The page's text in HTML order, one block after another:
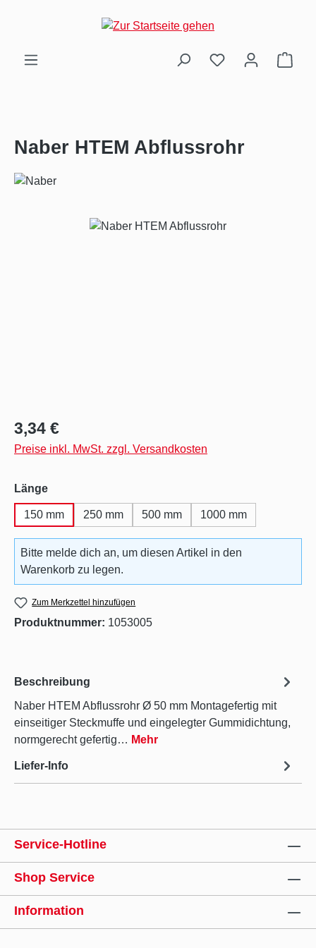
Zum Hauptinhalt springen
Naber HTEM Abflussrohr
Bildergalerie überspringen
Regulärer Preis:
3,34 €
Preise inkl. MwSt. zzgl. Versandkosten
Längeauswählen
150 mm 250 mm 500 mm 1000 mm
Bitte melde dich an, um diesen Artikel in den
Warenkorb zu legen.
Zum Merkzettel hinzufügen
Produktnummer: 1053005
Beschreibung
Naber HTEM Abflussrohr Ø 50 mm Montagefertig mit
einseitiger Steckmuffe und eingelegter Gummidichtung,
normgerecht gefertig… Mehr
Liefer-Info
Service-Hotline
Shop Service
Information